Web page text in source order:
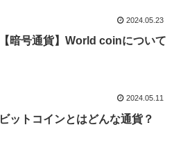
2024.05.23
【暗号通貨】World coinについて
2024.05.11
ビットコインとはどんな通貨？